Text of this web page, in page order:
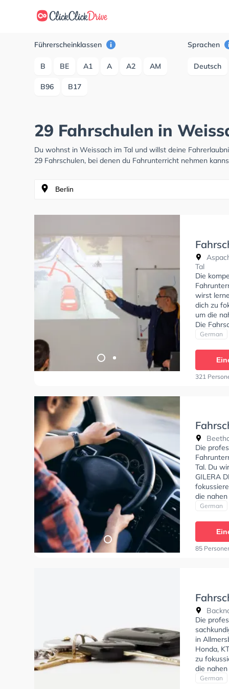
Führerscheinklassen
B BE A1 A A2 AM
B96 B17
Sprachen
Deutsch
29 Fahrschulen in
Du wohnst in Weissach im Tal und willst deine
29 Fahrschulen, bei denen du Fahrunterricht nehmen
Tal
Die
wirst
dich zu
um die
Die
Klasse
Deutsch
theorie
German
321
Die
Tal. Du
GILERA
die
dort
German
85
Die
in
Honda,
zu
die
German